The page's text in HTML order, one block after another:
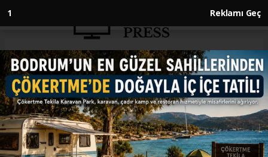
1 Reklamı Geç
Anasayfa GÜNDEM
Sinema Genel Müdürlüğü NATO
film arşivlerini erişime açtı
GÜNDEM
06.07.2026 - 14:03, Güncelleme: 06.07.2026 - 14:03